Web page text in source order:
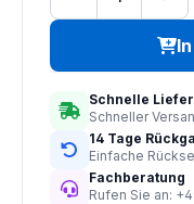
Schnelle
Schneller
14 Tage
Einfache
Fachberatung
Rufen Sie an: